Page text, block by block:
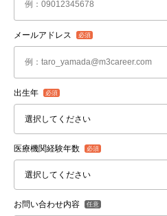
メールアドレス
出生年
医療機関経験年数
お問い合わせ内容